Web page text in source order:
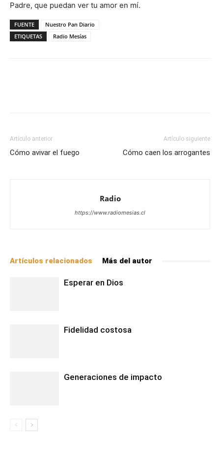
Padre, que puedan ver tu amor en mí.
FUENTE
Nuestro Pan Diario
ETIQUETAS
Radio Mesías
Artículo anterior
Cómo avivar el fuego
Artículo siguiente
Cómo caen los arrogantes
Radio
https://www.radiomesias.cl
Artículos relacionados Más del autor
Esperar en Dios
Fidelidad costosa
Generaciones de impacto